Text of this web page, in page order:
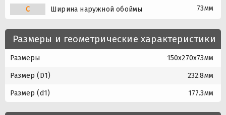
C Ширина наружной обоймы 73мм
Размеры и геометрические характеристики
Размеры 150x270x73мм
Размер (D1) 232.8мм
Размер (d1) 177.3мм